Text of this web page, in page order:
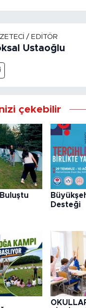
/ EDITÖR
Ustaoğlu
çekebilir
Desteği